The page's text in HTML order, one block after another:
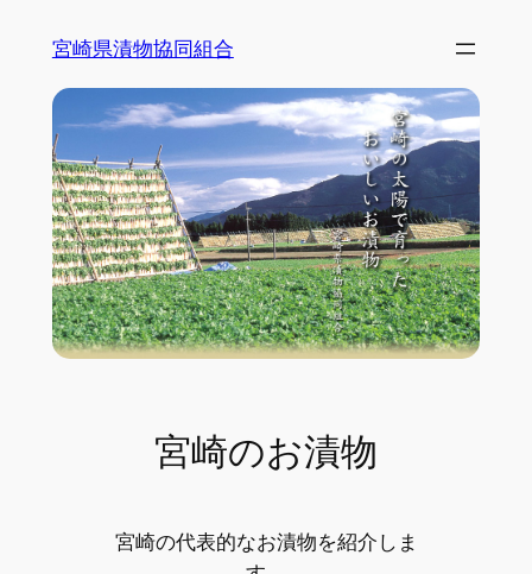
宮崎県漬物協同組合
宮崎のお漬物
宮崎の代表的なお漬物を紹介しま